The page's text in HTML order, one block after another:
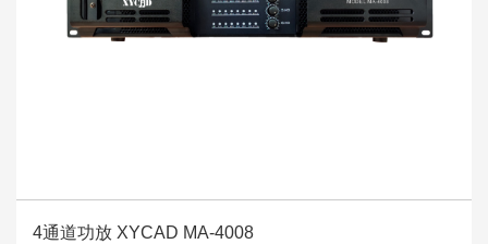
4通道功放 XYCAD MA-4008